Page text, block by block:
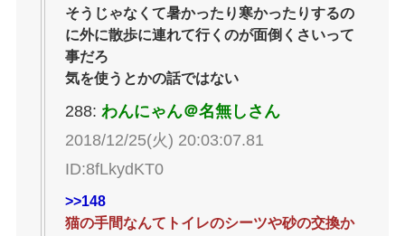
そうじゃなくて暑かったり寒かったりするの
に外に散歩に連れて行くのが面倒くさいって
事だろ
気を使うとかの話ではない
288: わんにゃん＠名無しさん
2018/12/25(火) 20:03:07.81
ID:8fLkydKT0
>>148
猫の手間なんてトイレのシーツや砂の交換か